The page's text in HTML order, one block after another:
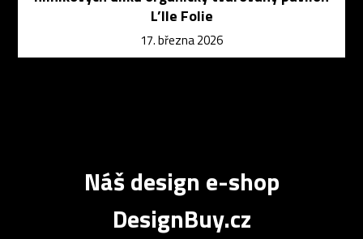
L’Ile Folie
17. března 2026
Náš design e-shop
DesignBuy.cz